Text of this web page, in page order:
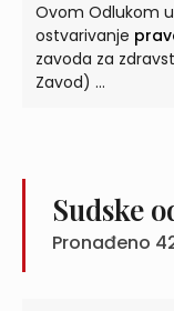
Ovom Odlukom
ostvarivanje
zavoda za
Zavod) ...
Sudske
Pronađeno